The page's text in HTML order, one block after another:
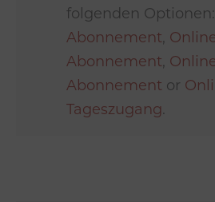
folgenden Optionen:
Abonnement,
Abonnement,
Abonnement or
Tageszugang.